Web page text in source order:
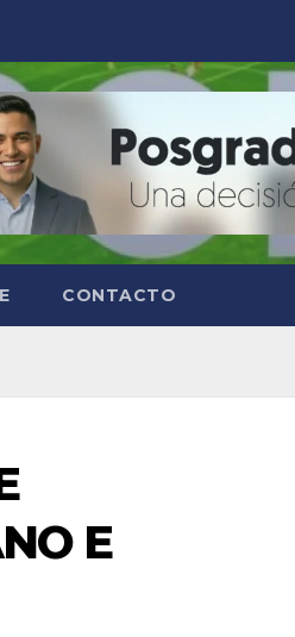
CONTACTO
E